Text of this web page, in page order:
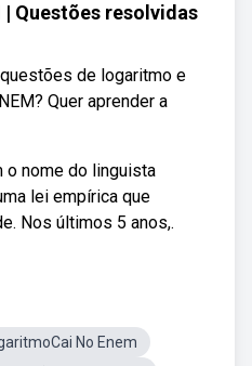
Questões resolvidas
de logaritmo e
Quer aprender a
o nome do linguista
lei empírica que
Nos últimos 5 anos,.
No Enem